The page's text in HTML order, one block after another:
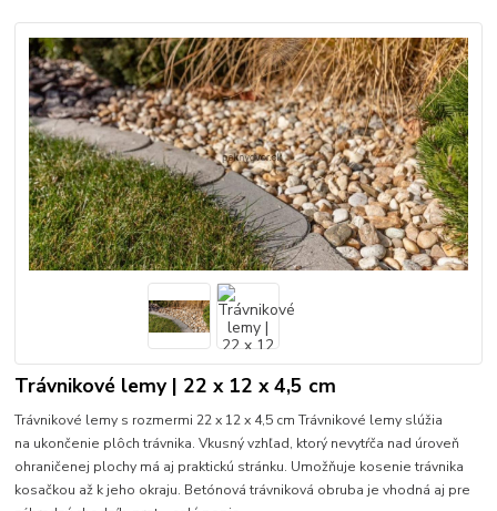
Trávnikové lemy | 22 x 12 x 4,5 cm
Trávnikové lemy s rozmermi 22 x 12 x 4,5 cm Trávnikové lemy slúžia
na ukončenie plôch trávnika. Vkusný vzhľad, ktorý nevytŕča nad úroveň
ohraničenej plochy má aj praktickú stránku. Umožňuje kosenie trávnika
kosačkou až k jeho okraju. Betónová trávniková obruba je vhodná aj pre